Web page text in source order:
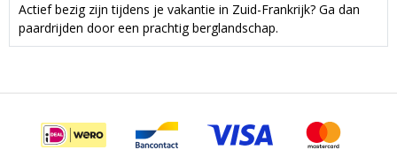
Actief bezig zijn tijdens je vakantie in Zuid-Frankrijk? Ga dan
paardrijden door een prachtig berglandschap.